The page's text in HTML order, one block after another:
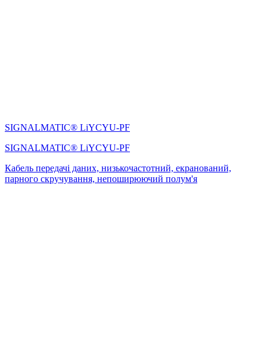
SIGNALMATIC® LiYCYU-PF
SIGNALMATIC® LiYCYU-PF
Кабель передачі даних, низькочастотний, екранований,
парного скручування, непоширюючий полум'я